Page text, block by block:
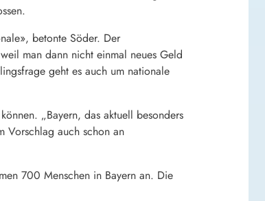
betonte Söder. Der
man dann nicht einmal neues Geld
geht es auch um nationale
„Bayern, das aktuell besonders
Vorschlag auch schon an
700 Menschen in Bayern an. Die